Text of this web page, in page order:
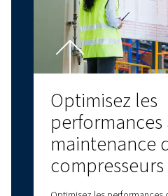
Worthington
experts, disponibles
vous aider à prendre
permettront
et votre efficacité
Forts de plus de 90
de l'air comprimé,